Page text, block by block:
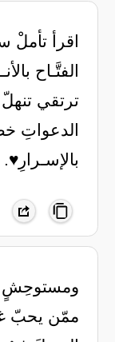
اقرأ
الفتَّـاح
ترتقي
الدعواتِ
بالإسـرارِ♥️.
ومستوحِشٍ
ممّن يحبّ